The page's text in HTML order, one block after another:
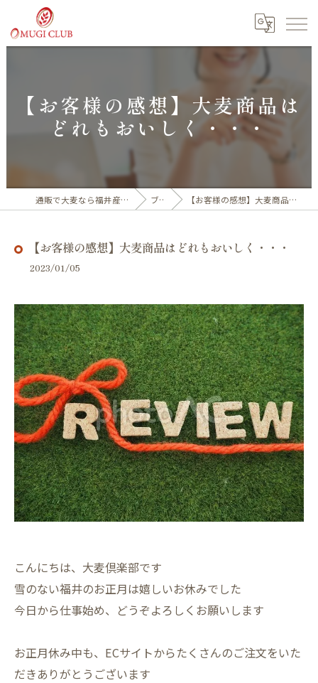
【お客様の感想】大麦商品は
どれもおいしく・・・
通販で大麦なら福井産100%の大麦倶楽部 ブログ 【お客様の感想】大麦商品はどれもおいしく・・・
【お客様の感想】大麦商品はどれもおいしく・・・
2023/01/05
こんにちは、大麦倶楽部です
雪のない福井のお正月は嬉しいお休みでした
今日から仕事始め、どうぞよろしくお願いします
お正月休み中も、ECサイトからたくさんのご注文をいた
だきありがとうございます